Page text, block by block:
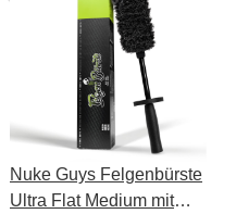
Nuke Guys Felgenbürste
Ultra Flat Medium mit